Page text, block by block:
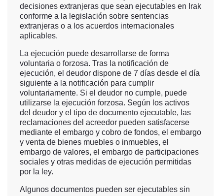
decisiones extranjeras que sean ejecutables en Irak
conforme a la legislación sobre sentencias
extranjeras o a los acuerdos internacionales
aplicables.
La ejecución puede desarrollarse de forma
voluntaria o forzosa. Tras la notificación de
ejecución, el deudor dispone de 7 días desde el día
siguiente a la notificación para cumplir
voluntariamente. Si el deudor no cumple, puede
utilizarse la ejecución forzosa. Según los activos
del deudor y el tipo de documento ejecutable, las
reclamaciones del acreedor pueden satisfacerse
mediante el embargo y cobro de fondos, el embargo
y venta de bienes muebles o inmuebles, el
embargo de valores, el embargo de participaciones
sociales y otras medidas de ejecución permitidas
por la ley.
Algunos documentos pueden ser ejecutables sin